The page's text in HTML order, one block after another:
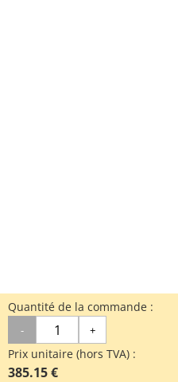
Quantité de la commande :
- +
Prix unitaire (hors TVA) :
385.15 €